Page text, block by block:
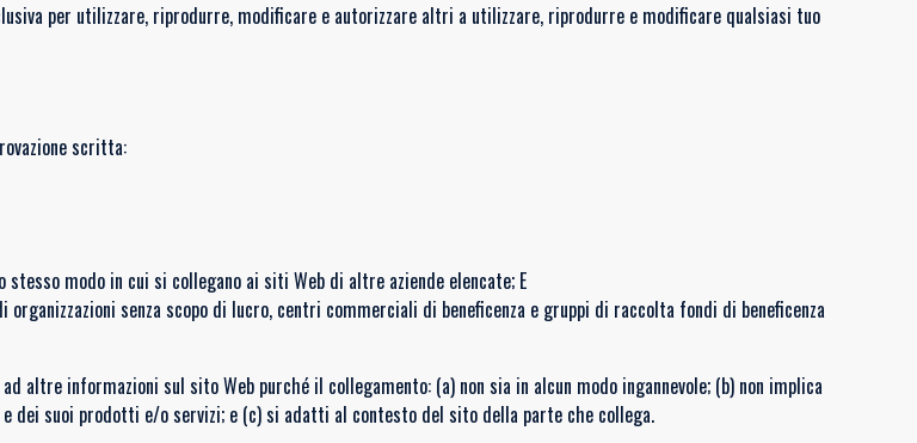
per utilizzare, riprodurre, modificare e autorizzare altri a utilizzare, riprodurre e modificare qualsiasi tuo
scritta:
modo in cui si collegano ai siti Web di altre aziende elencate; E
senza scopo di lucro, centri commerciali di beneficenza e gruppi di raccolta fondi di beneficenza
altre informazioni sul sito Web purché il collegamento: (a) non sia in alcun modo ingannevole; (b) non implica
e dei suoi prodotti e/o servizi; e (c) si adatti al contesto del sito della parte che collega.